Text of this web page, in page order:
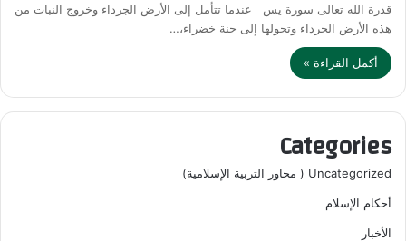
قدرة الله تعالى سورة يس عندما تتأمل إلى الأرض الجرداء وخروج النبات من
هذه الأرض الجرداء وتحولها إلى جنة خضراء،…
أكمل القراءة »
Categories
Uncategorized ( محاور التربية الإسلامية)
أحكام الإسلام
الأخبار